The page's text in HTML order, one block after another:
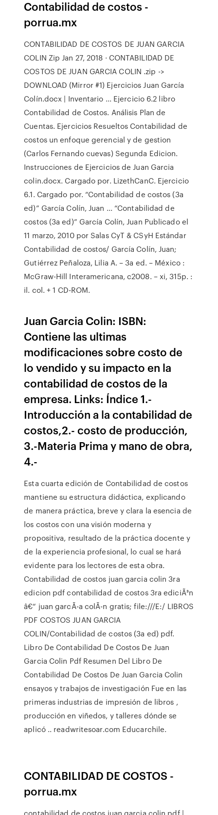
Contabilidad de costos -
porrua.mx
CONTABILIDAD DE COSTOS DE JUAN GARCIA
COLIN Zip Jan 27, 2018 · CONTABILIDAD DE
COSTOS DE JUAN GARCIA COLIN .zip ->
DOWNLOAD (Mirror #1) Ejercicios Juan García
Colín.docx | Inventario ... Ejercicio 6.2 libro
Contabilidad de Costos. Análisis Plan de
Cuentas. Ejercicios Resueltos Contabilidad de
costos un enfoque gerencial y de gestion
(Carlos Fernando cuevas) Segunda Edicion.
Instrucciones de Ejercicios de Juan Garcia
colin.docx. Cargado por. LizethCanC. Ejercicio
6.1. Cargado por. “Contabilidad de costos (3a
ed)” García Colín, Juan ... “Contabilidad de
costos (3a ed)” García Colín, Juan Publicado el
11 marzo, 2010 por Salas CyT & CSyH Estándar
Contabilidad de costos/ García Colín, Juan;
Gutiérrez Peñaloza, Lilia A. – 3a ed. – México :
McGraw-Hill Interamericana, c2008. – xi, 315p. :
il. col. + 1 CD-ROM.
Juan Garcia Colin: ISBN:
Contiene las ultimas
modificaciones sobre costo de
lo vendido y su impacto en la
contabilidad de costos de la
empresa. Links: Índice 1.-
Introducción a la contabilidad de
costos,2.- costo de producción,
3.-Materia Prima y mano de obra,
4.-
Esta cuarta edición de Contabilidad de costos
mantiene su estructura didáctica, explicando
de manera práctica, breve y clara la esencia de
los costos con una visión moderna y
propositiva, resultado de la práctica docente y
de la experiencia profesional, lo cual se hará
evidente para los lectores de esta obra.
Contabilidad de costos juan garcia colin 3ra
edicion pdf contabilidad de costos 3ra ediciÃ³n
â€“ juan garcÃ-a colÃ-n gratis; file:///E:/ LIBROS
PDF COSTOS JUAN GARCIA
COLIN/Contabilidad de costos (3a ed) pdf.
Libro De Contabilidad De Costos De Juan
Garcia Colin Pdf Resumen Del Libro De
Contabilidad De Costos De Juan Garcia Colin
ensayos y trabajos de investigación Fue en las
primeras industrias de impresión de libros ,
producción en viñedos, y talleres dónde se
aplicó .. readwritesoar.com Educarchile.
CONTABILIDAD DE COSTOS -
porrua.mx
contabilidad de costos juan garcia colin pdf |